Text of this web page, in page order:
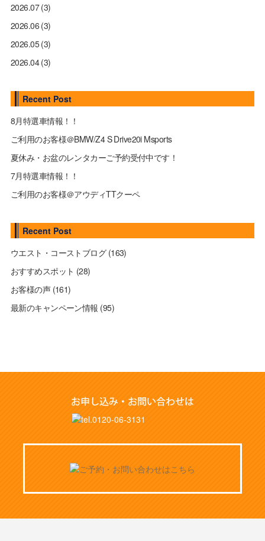
2026.07(3)
2026.06 (3)
2026.05(3)
2026.04(3)
Recent Post
8月特選車情報！！
ご利用のお客様＠BMW/Z4 S Drive20i Msports
夏休み・お盆のレンタカーご予約受付中です！
7月特選車情報！！
ご利用のお客様＠アウディTTクーペ
Recent Post
ウエスト・コーストブログ(163)
おすすめスポット (28)
お客様の声(161)
最新のキャンペーン情報 (95)